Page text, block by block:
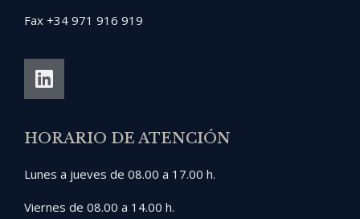
Fax +34 971 916 919
HORARIO DE ATENCIÓN
Lunes a jueves de 08.00 a 17.00 h.
Viernes de 08.00 a 14.00 h.